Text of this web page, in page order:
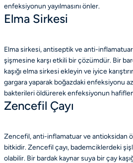
enfeksiyonun yayılmasını önler.
Elma Sirkesi
Elma sirkesi, antiseptik ve anti-
şişmesine karşı etkili bir çözümdür. Bir
kaşığı elma sirkesi ekleyin ve iyice
gargara yaparak boğazdaki enfeksiyonu
bakterileri öldürerek enfeksiyonun
Zencefil Çayı
Zencefil, anti-inflamatuar ve antioksidan
bitkidir. Zencefil çayı, bademciklerdeki
olabilir. Bir bardak kaynar suya bir çay